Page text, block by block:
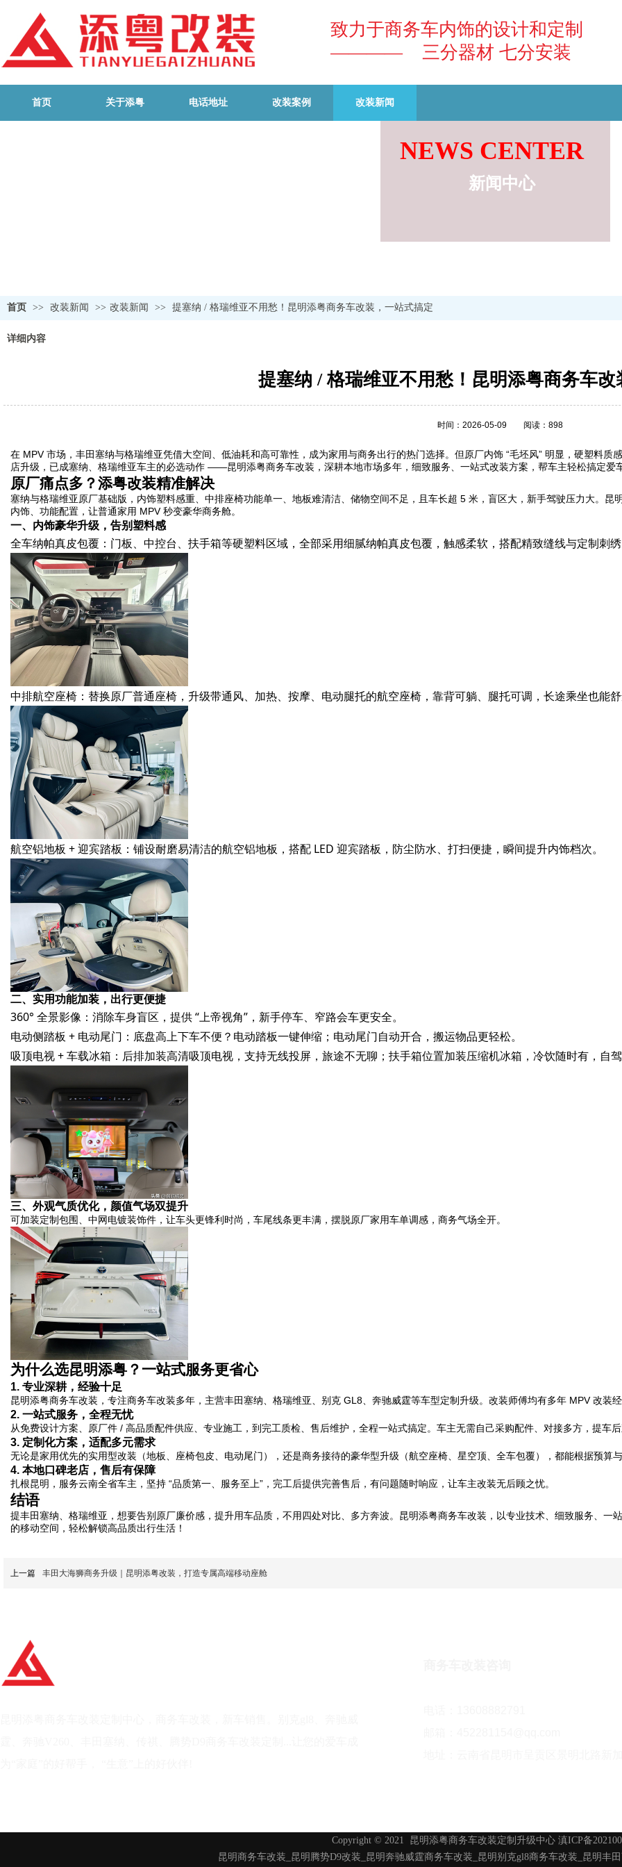
致力于商务车内饰的设计和定制
———— 三分器材 七分安装
首页 关于添粤 电话地址 改装案例 改装新闻
NEWS CENTER
新闻中心
首页 >> 改装新闻 >> 改装新闻 >> 提塞纳 / 格瑞维亚不用愁！昆明添粤商务车改装，一站式搞定
详细内容
提塞纳 / 格瑞维亚不用愁！昆明添粤商务车
时间：2026-05-09 阅读：898
在 MPV 市场，丰田塞纳与格瑞维亚凭借大空间、低油耗和高可靠性，成为家用与商务出行的热门选择。但原厂内饰 “毛坯风” 明显，硬塑料
店升级，已成塞纳、格瑞维亚车主的必选动作 ——昆明添粤商务车改装，深耕本地市场多年，细致服务、一站式改装方案，帮车主轻松搞定爱
原厂痛点多？添粤改装精准解决
塞纳与格瑞维亚原厂基础版，内饰塑料感重、中排座椅功能单一、地板难清洁、储物空间不足，且车长超 5 米，盲区大，新手驾驶压力大。
内饰、功能配置，让普通家用 MPV 秒变豪华商务舱。
一、内饰豪华升级，告别塑料感
全车纳帕真皮包覆：门板、中控台、扶手箱等硬塑料区域，全部采用细腻纳帕真皮包覆，触感柔软，搭配精致缝线与定制刺
中排航空座椅：替换原厂普通座椅，升级带通风、加热、按摩、电动腿托的航空座椅，靠背可躺、腿托可调，长途乘坐也能
航空铝地板 + 迎宾踏板：铺设耐磨易清洁的航空铝地板，搭配 LED 迎宾踏板，防尘防水、打扫便捷，瞬间提升内饰档次。
二、实用功能加装，出行更便捷
360° 全景影像：消除车身盲区，提供 “上帝视角”，新手停车、窄路会车更安全。
电动侧踏板 + 电动尾门：底盘高上下车不便？电动踏板一键伸缩；电动尾门自动开合，搬运物品更轻松。
吸顶电视 + 车载冰箱：后排加装高清吸顶电视，支持无线投屏，旅途不无聊；扶手箱位置加装压缩机冰箱，冷饮随时有，自
三、外观气质优化，颜值气场双提升
可加装定制包围、中网电镀装饰件，让车头更锋利时尚，车尾线条更丰满，摆脱原厂家用车单调感，商务气场全开。
为什么选昆明添粤？一站式服务更省心
1. 专业深耕，经验十足
昆明添粤商务车改装，专注商务车改装多年，主营丰田塞纳、格瑞维亚、别克 GL8、奔驰威霆等车型定制升级。改装师傅均有多年 MPV 改装
2. 一站式服务，全程无忧
从免费设计方案、原厂件 / 高品质配件供应、专业施工，到完工质检、售后维护，全程一站式搞定。车主无需自己采购配件、对接多方，提车
3. 定制化方案，适配多元需求
无论是家用优先的实用型改装（地板、座椅包皮、电动尾门），还是商务接待的豪华型升级（航空座椅、星空顶、全车包覆），都能根据预算
4. 本地口碑老店，售后有保障
扎根昆明，服务云南全省车主，坚持 “品质第一、服务至上”，完工后提供完善售后，有问题随时响应，让车主改装无后顾之忧。
结语
提丰田塞纳、格瑞维亚，想要告别原厂廉价感，提升用车品质，不用四处对比、多方奔波。昆明添粤商务车改装，以专业技术、细致服务、
的移动空间，轻松解锁高品质出行生活！
上一篇 丰田大海狮商务升级｜昆明添粤改装，打造专属高端移动座舱
Copyright © 2021 昆明添粤商务车改装定制升级中心 滇ICP备
昆明商务车改装 _昆明腾势D9改装 昆明奔驰威霆商务车改装 昆明别克gl8商务车改装 昆明丰